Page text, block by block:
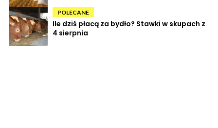
POLECANE
Ile dziś płacą za bydło? Stawki w skupach z
4 sierpnia